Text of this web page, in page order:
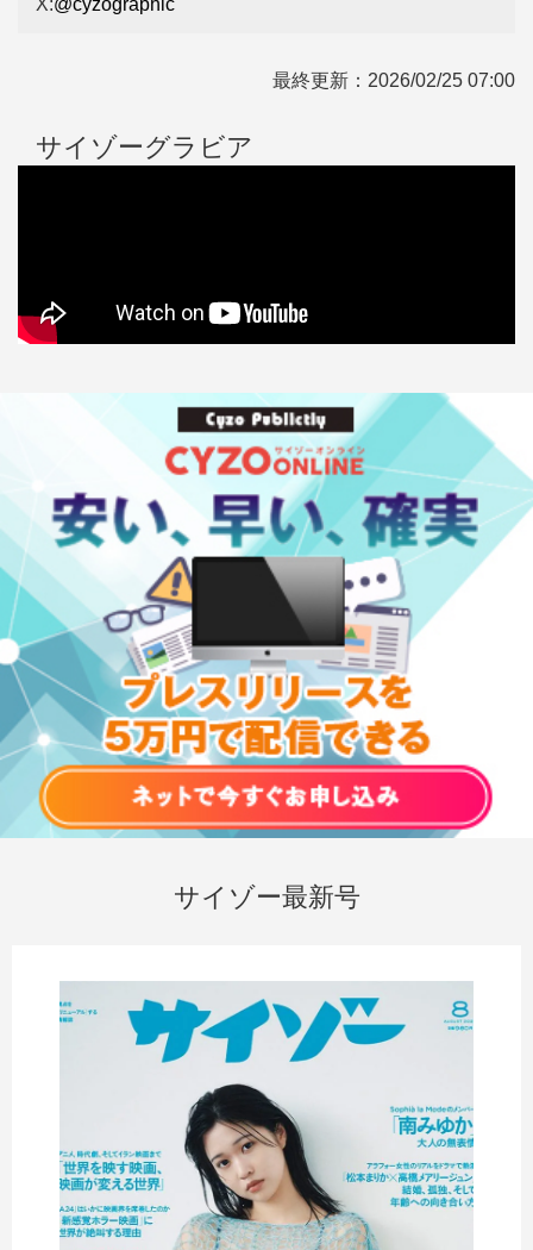
X:@cyzographic
最終更新： 2026/02/25 07:00
サイゾーグラビア
サイゾー最新号